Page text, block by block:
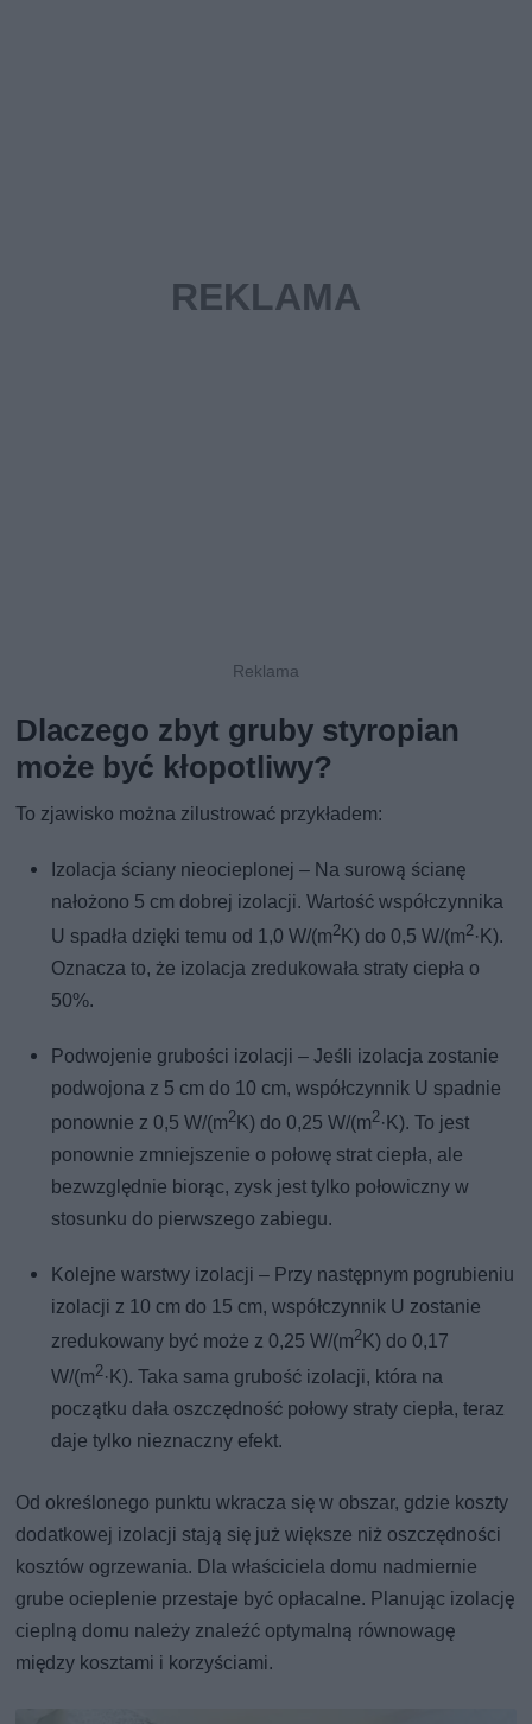
Dlaczego zbyt gruby styropian
może być kłopotliwy?
To zjawisko można zilustrować przykładem:
Izolacja ściany nieocieplonej – Na surową ścianę
nałożono 5 cm dobrej izolacji. Wartość współczynnika
U spadła dzięki temu od 1,0 W/(m2K) do 0,5 W/(m2·K).
Oznacza to, że izolacja zredukowała straty ciepła o
50%.
Podwojenie grubości izolacji – Jeśli izolacja zostanie
podwojona z 5 cm do 10 cm, współczynnik U spadnie
ponownie z 0,5 W/(m2 K) do 0,25 W/(m2·K). To jest
ponownie zmniejszenie o połowę strat ciepła, ale
bezwzględnie biorąc, zysk jest tylko połowiczny w
stosunku do pierwszego zabiegu.
Kolejne warstwy izolacji – Przy następnym pogrubieniu
izolacji z 10 cm do 15 cm, współczynnik U zostanie
zredukowany być może z 0,25 W/(m2 K) do 0,17
W/(m2·K). Taka sama grubość izolacji, która na
początku dała oszczędność połowy straty ciepła, teraz
daje tylko nieznaczny efekt.
Od określonego punktu wkracza się w obszar, gdzie koszty
dodatkowej izolacji stają się już większe niż oszczędności
kosztów ogrzewania. Dla właściciela domu nadmiernie
grube ocieplenie przestaje być opłacalne. Planując izolację
cieplną domu należy znaleźć optymalną równowagę
między kosztami i korzyściami.